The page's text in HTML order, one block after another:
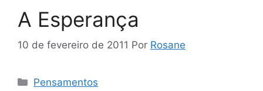
A Esperança
10 de fevereiro de 2011 Por Rosane
Categorias
Pensamentos